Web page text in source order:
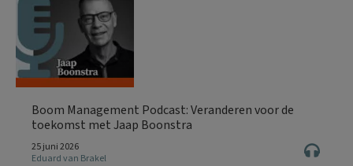
Boom Management Podcast: Veranderen voor de
toekomst met Jaap Boonstra
25 juni 2026
Eduard van Brakel